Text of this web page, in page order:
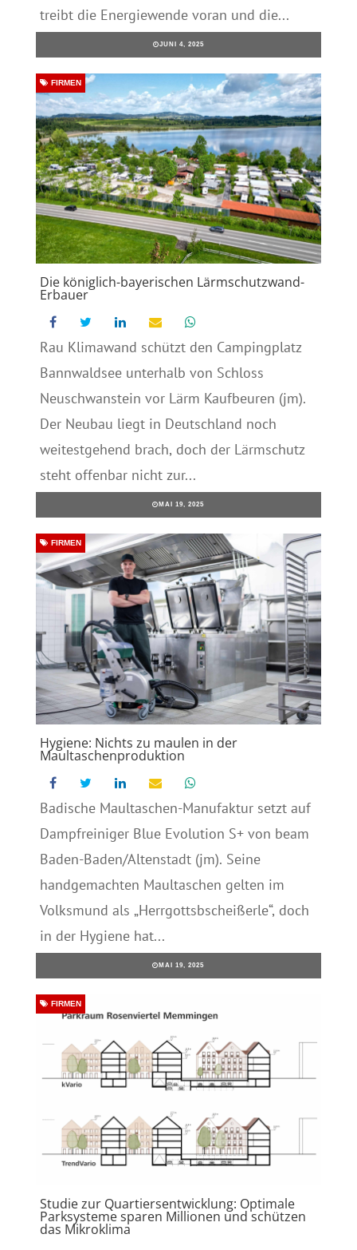
treibt die Energiewende voran und die...
JUNI 4, 2025
Die königlich-bayerischen Lärmschutzwand-
Erbauer
FIRMEN
Rau Klimawand schützt den Campingplatz
Bannwaldsee unterhalb von Schloss
Neuschwanstein vor Lärm Kaufbeuren (jm).
Der Neubau liegt in Deutschland noch
weitestgehend brach, doch der Lärmschutz
steht offenbar nicht zur...
MAI 19, 2025
Hygiene: Nichts zu maulen in der
Maultaschenproduktion
FIRMEN
Badische Maultaschen-Manufaktur setzt auf
Dampfreiniger Blue Evolution S+ von beam
Baden-Baden/Altenstadt (jm). Seine
handgemachten Maultaschen gelten im
Volksmund als „Herrgottsbscheißerle“, doch
in der Hygiene hat...
MAI 19, 2025
Studie zur Quartiersentwicklung: Optimale
Parksysteme sparen Millionen und schützen
das Mikroklima
FIRMEN